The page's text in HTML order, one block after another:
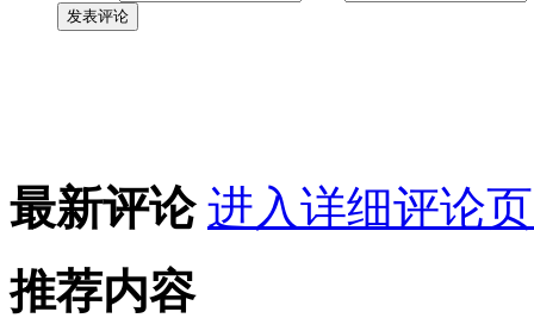
发表评论
最新评论 进入详细评论
推荐内容